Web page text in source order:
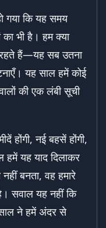
कि यह समय
भी है। हम क्या
हैं—यह सब उतना
यह साल हमें कोई
की एक लंबी सूची
होंगी, नई बहसें होंगी,
हमें यह याद दिलाकर
बनता, वह हमारे
सवाल यह नहीं कि
ने हमें अंदर से